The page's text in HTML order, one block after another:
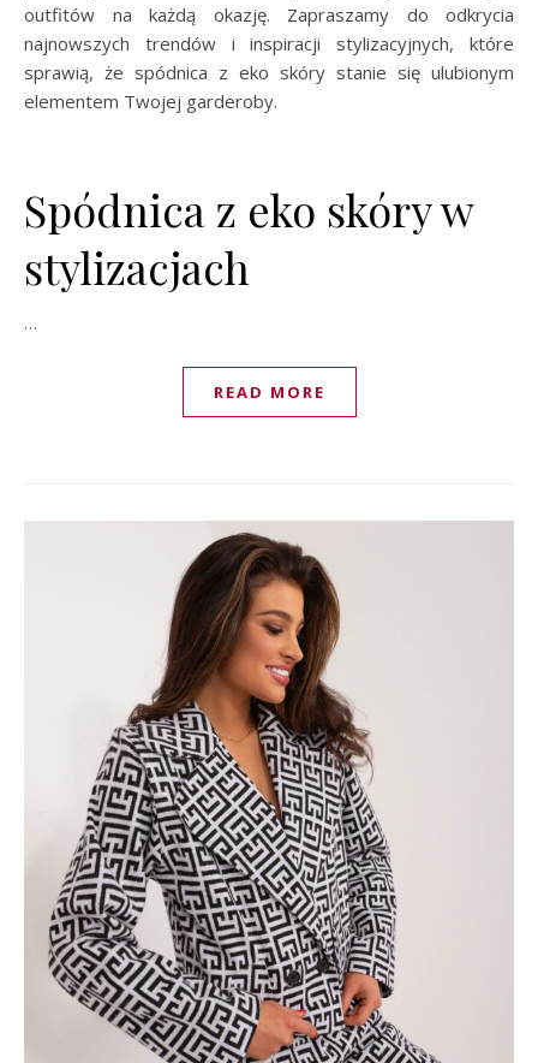
outfitów na każdą okazję. Zapraszamy do odkrycia
najnowszych trendów i inspiracji stylizacyjnych, które
sprawią, że spódnica z eko skóry stanie się ulubionym
elementem Twojej garderoby.
Spódnica z eko skóry w
stylizacjach
…
READ MORE